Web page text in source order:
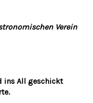
Verein
ins All geschickt